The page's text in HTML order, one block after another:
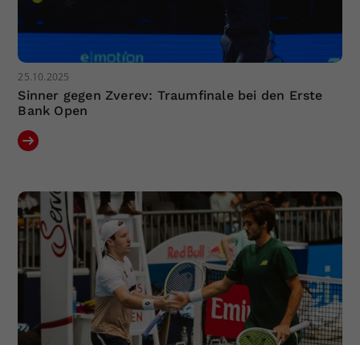
25.10.2025
Sinner gegen Zverev: Traumfinale bei den Erste
Bank Open